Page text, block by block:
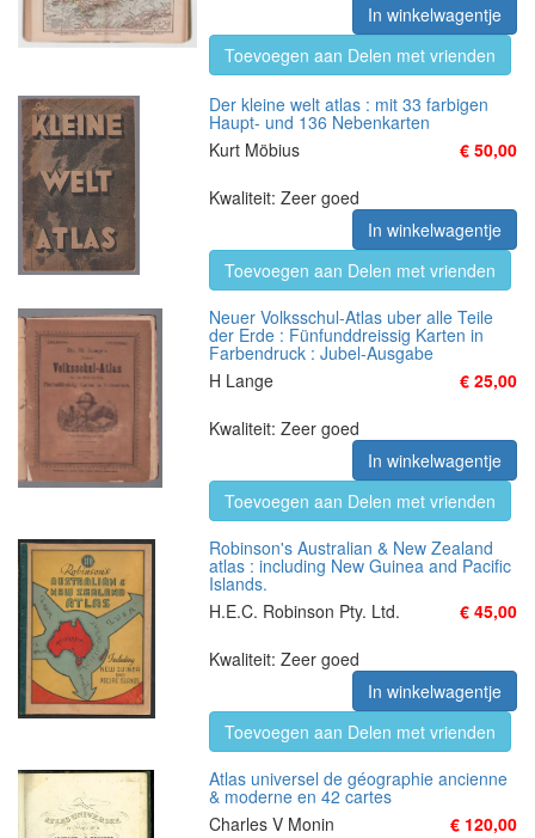
In winkelwagentje
Toevoegen aan Delen met vrienden
Der kleine welt atlas : mit 33 farbigen
Haupt- und 136 Nebenkarten
Kurt Möbius
€ 50,00
Kwaliteit: Zeer goed
In winkelwagentje
Toevoegen aan Delen met vrienden
Neuer Volksschul-Atlas uber alle Teile
der Erde : Fünfunddreissig Karten in
Farbendruck : Jubel-Ausgabe
H Lange
€ 25,00
Kwaliteit: Zeer goed
In winkelwagentje
Toevoegen aan Delen met vrienden
Robinson's Australian & New Zealand
atlas : including New Guinea and Pacific
Islands.
H.E.C. Robinson Pty. Ltd.
€ 45,00
Kwaliteit: Zeer goed
In winkelwagentje
Toevoegen aan Delen met vrienden
Atlas universel de géographie ancienne
& moderne en 42 cartes
Charles V Monin
€ 120,00